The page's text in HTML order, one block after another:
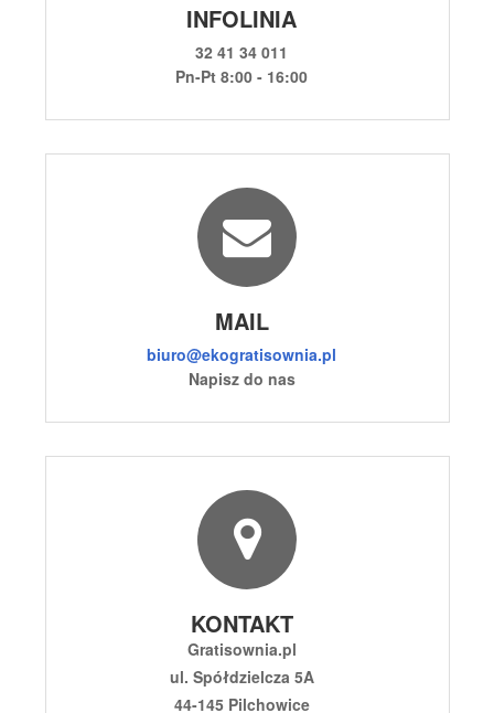
INFOLINIA
32 41 34 011
Pn-Pt 8:00 - 16:00
MAIL
biuro@ekogratisownia.pl
Napisz do nas
KONTAKT
Gratisownia.pl
ul. Spółdzielcza 5A
44-145 Pilchowice